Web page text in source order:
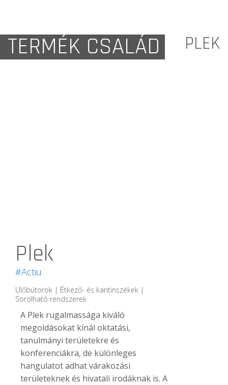
TERMÉK CSALÁD PLEK
Plek
#Actiu
Ülőbútorok | Étkező- és kantinszékek |
Sorolható rendszerek
A Plek rugalmassága kiváló
megoldásokat kínál oktatási,
tanulmányi területekre és
konferenciákra, de különleges
hangulatot adhat várakozási
területeknek és hivatali irodáknak is. A